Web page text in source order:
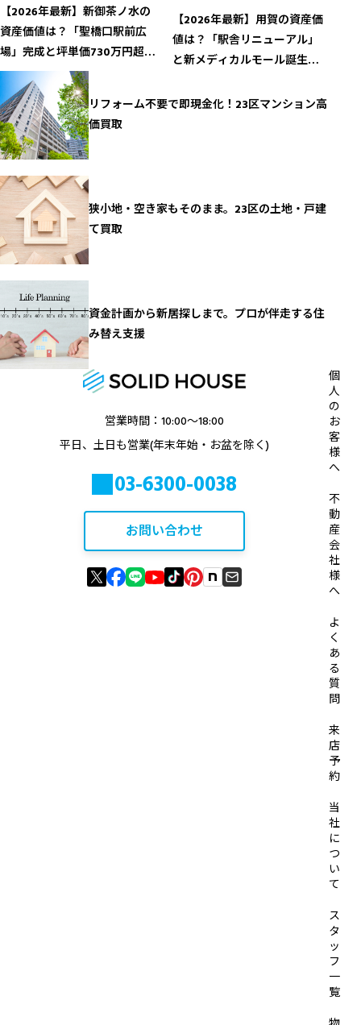
【2026年最新】新御茶ノ水の
資産価値は？「聖橋口駅前広
場」完成と坪単価730万円超の
文教プレミアム
【2026年最新】用賀の資産価
値は？「駅舎リニューアル」
と新メディカルモール誕生が
リフォーム不要で即現金化！23区マンション高
価買取
狭小地・空き家もそのまま。23区の土地・戸建
て買取
資金計画から新居探しまで。プロが伴走する住
み替え支援
営業時間：10:00〜18:00
平日、土日も営業(年末年始・お盆を除く)
03-6300-0038
お問い合わせ
個
人
の
お
客
様
へ
不
動
産
会
社
様
へ
よ
く
あ
る
質
問
来
店
予
約
当
社
に
つ
い
て
ス
タ
ッ
フ
一
覧